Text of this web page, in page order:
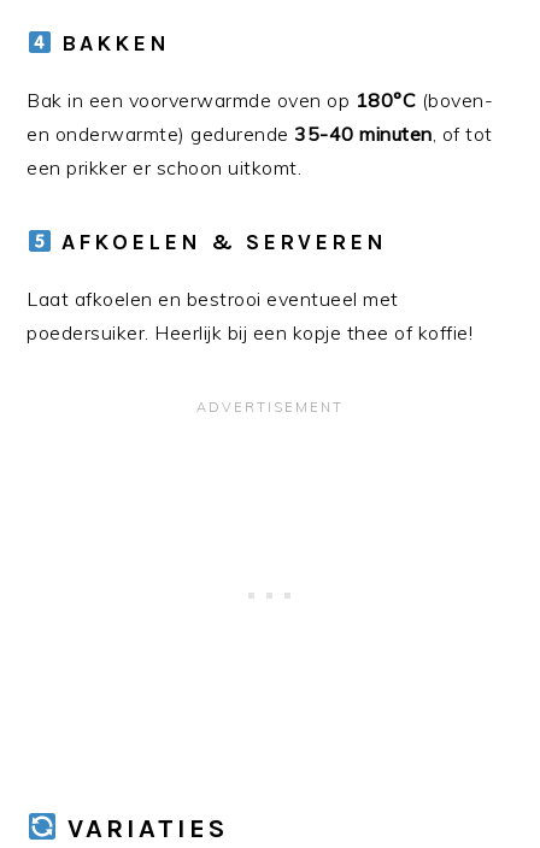
BAKKEN
Bak in een voorverwarmde oven op 180°C (boven-
en onderwarmte) gedurende 35-40 minuten , of tot
een prikker er schoon uitkomt.
AFKOELEN & SERVEREN
Laat afkoelen en bestrooi eventueel met
poedersuiker. Heerlijk bij een kopje thee of koffie!
VARIATIES